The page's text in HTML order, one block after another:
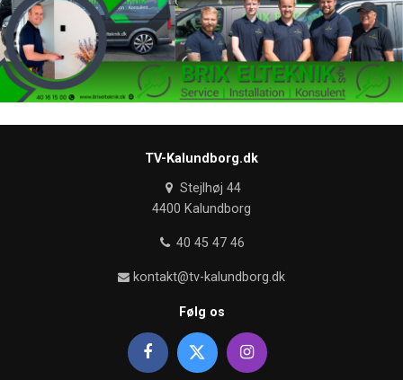
TV-Kalundborg.dk
Stejlhøj 44
4400 Kalundborg
40 45 47 46
kontakt@tv-kalundborg.dk
Følg os